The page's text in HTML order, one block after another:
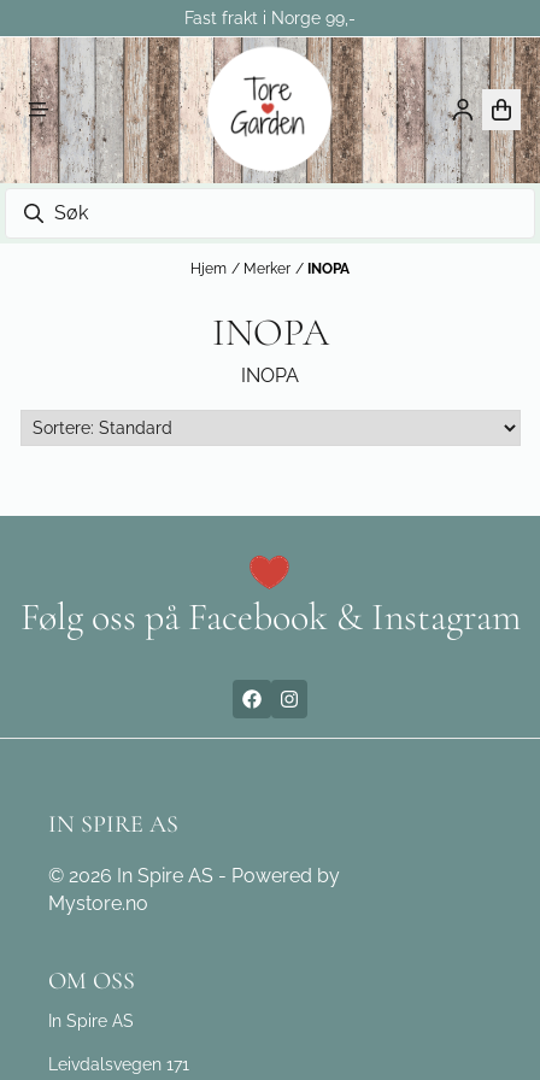
Fast frakt i Norge 99,-
Hjem / Merker / INOPA
INOPA
INOPA
Følg oss på Facebook & Instagram
IN SPIRE AS
© 2026 In Spire AS - Powered by
Mystore.no
OM OSS
In Spire AS
Leivdalsvegen 171